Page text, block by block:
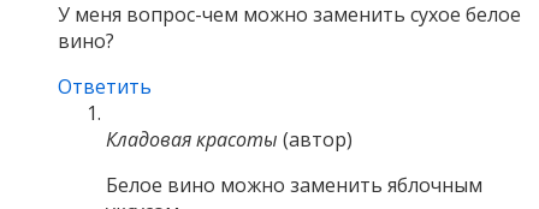
У меня вопрос-чем можно заменить сухое белое
вино?
Ответить
Кладовая красоты (автор)
Белое вино можно заменить яблочным